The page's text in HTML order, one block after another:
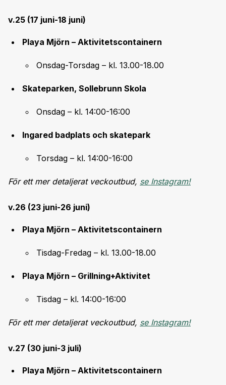
v.25 (17 juni-18 juni)
Playa Mjörn – Aktivitetscontainern
Onsdag-Torsdag – kl. 13.00-18.00
Skateparken, Sollebrunn Skola
Onsdag – kl. 14:00-16:00
Ingared badplats och skatepark
Torsdag – kl. 14:00-16:00
För ett mer detaljerat veckoutbud, se Instagram!
v.26 (23 juni-26 juni)
Playa Mjörn – Aktivitetscontainern
Tisdag-Fredag – kl. 13.00-18.00
Playa Mjörn – Grillning+Aktivitet
Tisdag – kl. 14:00-16:00
För ett mer detaljerat veckoutbud, se Instagram!
v.27 (30 juni-3 juli)
Playa Mjörn – Aktivitetscontainern